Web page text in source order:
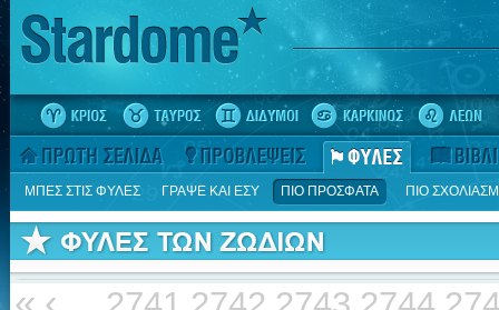
ΜΠΕΣ ΣΤΙΣ ΦΥΛΕΣ ΓΡΑΨΕ ΚΑΙ ΕΣΥ ΠΙΟ ΠΡΟΣΦΑΤΑ ΠΙΟ